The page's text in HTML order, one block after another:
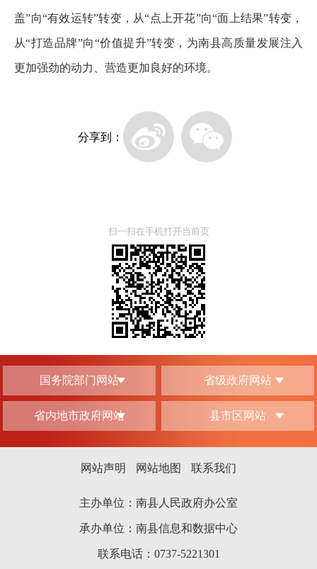
盖”向“有效运转”转变，从“点上开花”向“面上结果”转变，
从“打造品牌”向“价值提升”转变，为南县高质量发展注入
更加强劲的动力、营造更加良好的环境。
分享到：
扫一扫在手机打开当前页
国务院部门网站 省级政府网站
省内地市政府网站 县市区网站
网站声明 网站地图 联系我们
主办单位：南县人民政府办公室
承办单位：南县信息和数据中心
联系电话：0737-5221301